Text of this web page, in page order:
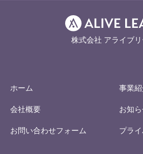
株式会社 アライブリ
ホーム 事業
会社概要 お知
お問い合わせフォーム プラ